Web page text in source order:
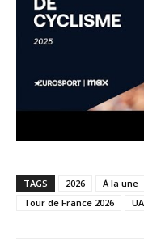
TAGS 2026 À la une
Tour de France 2026